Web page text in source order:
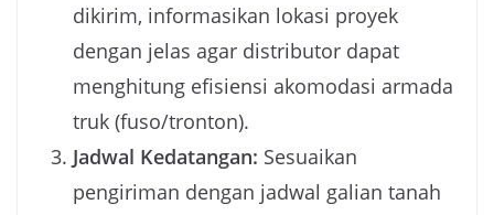
dikirim, informasikan lokasi proyek
dengan jelas agar distributor dapat
menghitung efisiensi akomodasi armada
truk (fuso/tronton).
Jadwal Kedatangan: Sesuaikan
pengiriman dengan jadwal galian tanah